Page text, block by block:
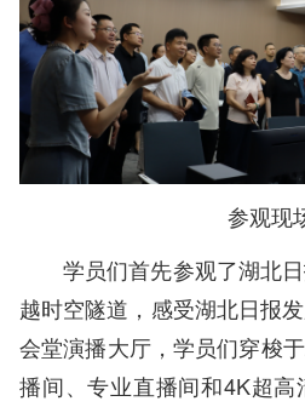
参观现
学员们首先参观了湖北
越时空隧道，感受湖北日报
会堂演播大厅，学员们穿梭
播间、专业直播间和4K超